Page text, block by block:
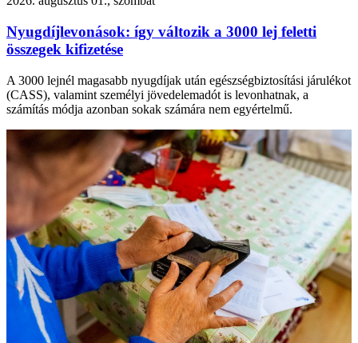
Nyugdíjlevonások: így változik a 3000 lej feletti
összegek kifizetése
A 3000 lejnél magasabb nyugdíjak után egészségbiztosítási járulékot
(CASS), valamint személyi jövedelemadót is levonhatnak, a
számítás módja azonban sokak számára nem egyértelmű.